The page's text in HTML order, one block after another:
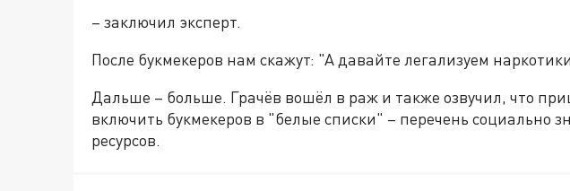
– заключил эксперт.
После букмекеров нам скажут: "А давайте легализуем
Дальше – больше. Грачёв вошёл в раж и также озвучил, что
включить букмекеров в "белые списки" – перечень социально
ресурсов.